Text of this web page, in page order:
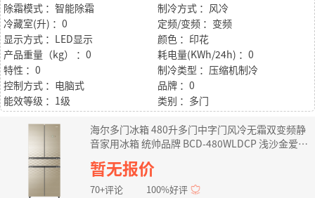
除霜模式 ：智能除霜
制冷方式 ：风冷
冷藏室(升) ：0
定频/变频 ：变频
显示方式 ：LED显示
颜色 ：印花
产品重量（kg） ：0
耗电量(KWh/24h) ：0
特性 ：0
制冷类型 ：压缩机制冷
控制方式 ：电脑式
品牌 ：0
能效等级 ：1级
类别 ：多门
海尔多门冰箱 480升多门中字门风冷无霜双变频静
音家用冰箱 统帅品牌 BCD-480WLDCP 浅沙金爱琴
海BCD-480WLDCD
暂无报价
70+评论 100%好评